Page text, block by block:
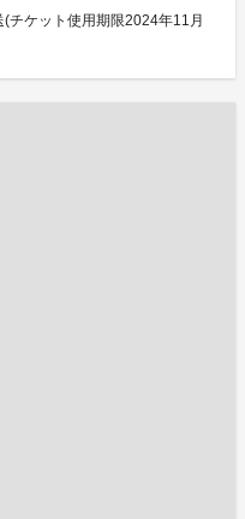
チケット使用期限2024年11月